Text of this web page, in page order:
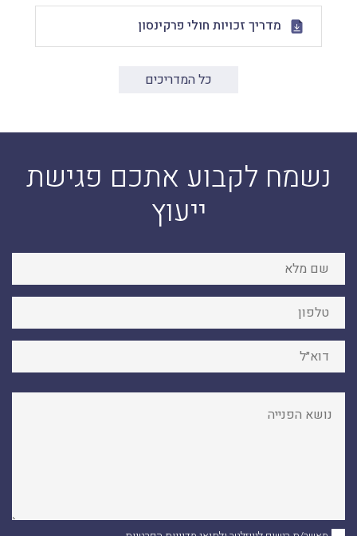
מדריך זכויות חולי פרקינסון
כל המדריכים
נשמח לקבוע אתכם פגישת
ייעוץ